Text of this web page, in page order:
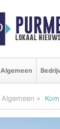
lokaal
Algemeen
Algemeen